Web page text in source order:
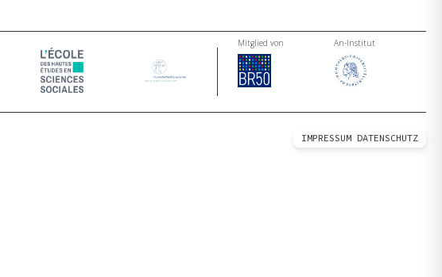
Mitglied von An-Institut
IMPRESSUM DATENSCHUTZ